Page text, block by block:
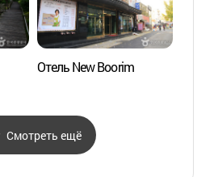
Отель New Boorim
Смотреть ещё